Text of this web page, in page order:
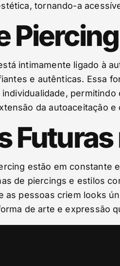
tornando-a
intimamente ligado à
e autênticas. Essa
da autoaceitação e
estão em constante
de piercings e estilos
as pessoas criem looks
de arte e expressão